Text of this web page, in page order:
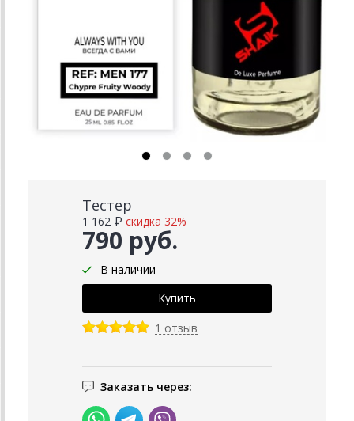
Тестер
790 руб.
1 162 ₽ скидка 32%
В наличии
1 отзыв
Заказать через: